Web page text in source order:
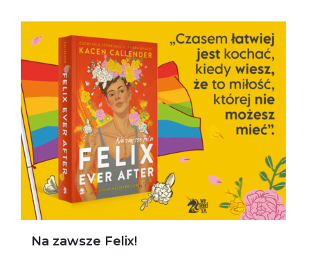
Na zawsze Felix!